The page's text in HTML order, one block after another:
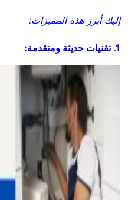
إليك أبرز هذه المميزات:
1. تقنيات حديثة ومتقدمة: